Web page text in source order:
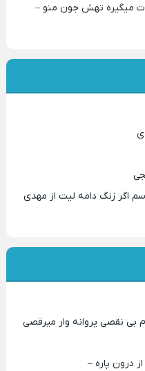
میگیره تهش جون منو –
اگر زنگ دامه لیت از مهدی
نقصی پروانه وار میرقصی
درون پاره –